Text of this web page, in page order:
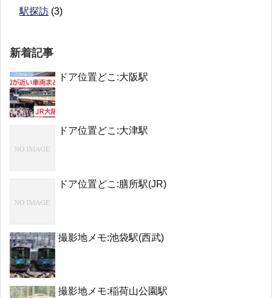
駅探訪 (3)
新着記事
ドア位置どこ:大阪駅
ドア位置どこ:大津駅
ドア位置どこ:膳所駅(JR)
撮影地メモ:池袋駅(西武)
撮影地メモ:稲荷山公園駅